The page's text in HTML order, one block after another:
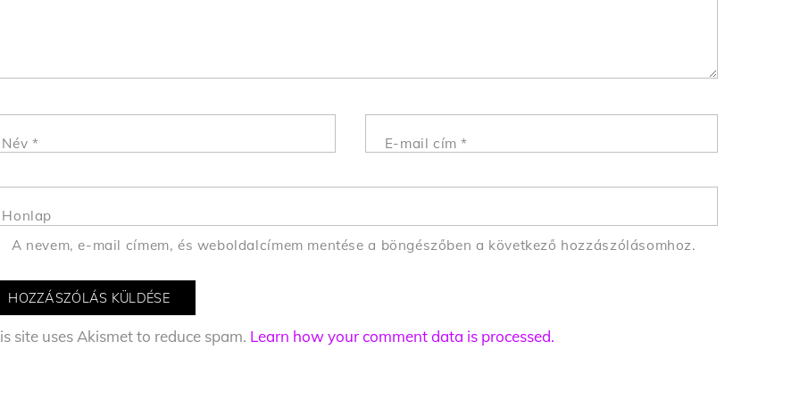
Név * E-mail cím*
Honlap
A nevem, e-mail címem, és weboldalcímem mentése a böngészőben a következő hozzászólásomhoz.
site uses Akismet to reduce spam. Learn how your comment data is processed.